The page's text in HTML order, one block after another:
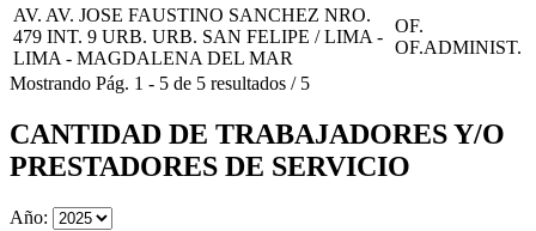
AV. AV. JOSE FAUSTINO SANCHEZ NRO.
479 INT. 9 URB. URB. SAN FELIPE / LIMA -
LIMA - MAGDALENA DEL MAR
OF.
OF.ADMINIST.
Mostrando Pág. 1 - 5 de 5 resultados / 5
CANTIDAD DE TRABAJADORES Y/O
PRESTADORES DE SERVICIO
Año: